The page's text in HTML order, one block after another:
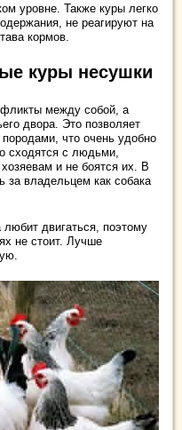
уровне. Также куры легко
не реагируют на
кормов.
куры несушки
между собой, а
двора. Это позволяет
что очень удобно
сходятся с людьми,
и не боятся их. В
за владельцем как собака
двигаться, поэтому
не стоит. Лучше